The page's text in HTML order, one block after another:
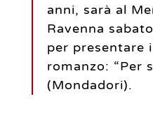
anni, sarà al
Ravenna
per presentare
romanzo: “Per
(Mondadori).